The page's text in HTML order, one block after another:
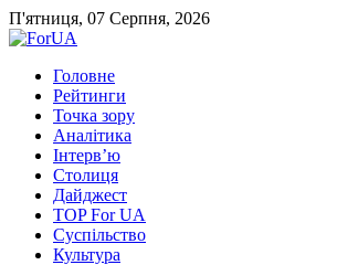
П'ятниця, 07 Серпня, 2026
Головне
Рейтинги
Точка зору
Аналітика
Інтерв’ю
Столиця
Дайджест
TOP For UA
Суспiльство
Культура